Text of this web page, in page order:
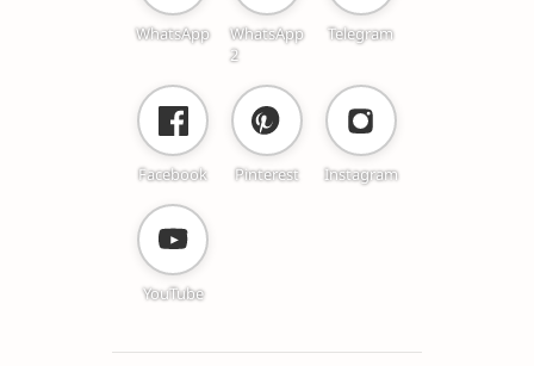
WhatsApp
WhatsApp
2
Telegram
Facebook Pinterest Instagram
YouTube